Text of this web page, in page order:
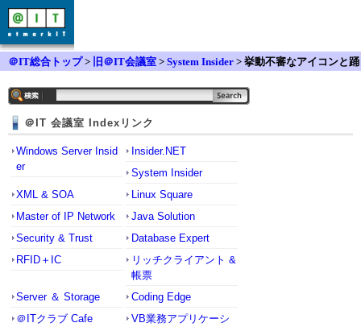
＠IT総合トップ> 旧＠IT会議室 > System Insider > 挙動不審なアイコンと踊
＠IT 会議室 Indexリンク
Windows Server Insid
er
Insider.NET
System Insider
XML & SOA
Linux Square
Master of IP Network
Java Solution
Security & Trust
Database Expert
RFID＋IC
リッチクライアント &
帳票
Server ＆ Storage
Coding Edge
＠ITクラブ Cafe
VB業務アプリケーシ